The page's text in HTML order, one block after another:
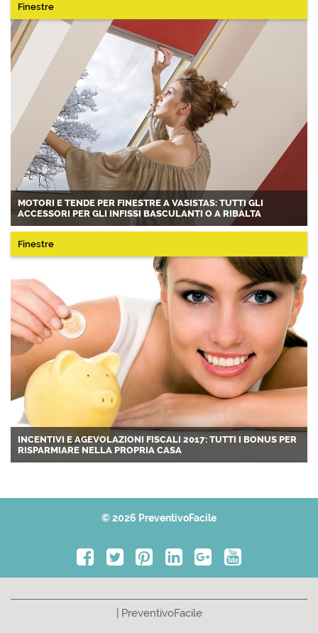
Finestre
MOTORI E TENDE PER FINESTRE A VASISTAS: TUTTI GLI
ACCESSORI PER GLI INFISSI BASCULANTI O A RIBALTA
Finestre
INCENTIVI E AGEVOLAZIONI FISCALI 2017: TUTTI I BONUS PER
RISPARMIARE NELLA PROPRIA CASA
© 2026 PreventivoFacile
| PreventivoFacile